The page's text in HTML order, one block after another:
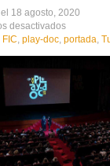
el 18 agosto, 2020
desactivadosen
O
Play-
Doc
será
o
certame
FIC, play-doc, portada,